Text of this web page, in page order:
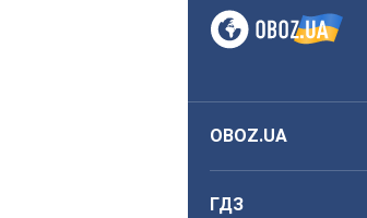
OBOZ.UA
ГДЗ